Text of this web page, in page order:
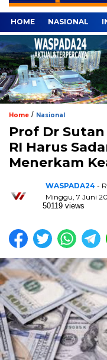
HOME NASIONAL
Home / Nasional
Prof Dr
RI Harus
Menerkam
WASPADA24 -
Minggu, 7 Juni
50119 views